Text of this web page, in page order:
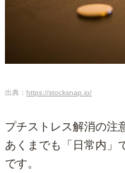
出典：https://stocksnap.io/
プチストレス解消の注
あくまでも「日常内」
です。